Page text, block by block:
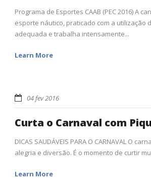
Programa de Esportes CAAB (PEC 2016) A
esporte náutico, praticado com a utilização
adequada e trabalha intensamente...
Learn More
04 fev 2016
Curta o Carnaval com
DICAS SAUDÁVEIS PARA O CARNAVAL O
alegria e diversão. É o momento de curtir
Learn More